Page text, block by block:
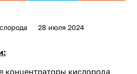
28 июля 2024
концентраторы кислорода